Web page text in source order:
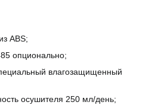
ABS;
опционально;
влагозащищенный
осушителя 250 мл/день;